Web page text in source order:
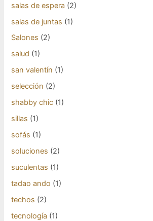
salas de espera (2)
salas de juntas (1)
Salones (2)
salud (1)
san valentín (1)
selección (2)
shabby chic (1)
sillas (1)
sofás (1)
soluciones (2)
suculentas (1)
tadao ando (1)
techos (2)
tecnología (1)